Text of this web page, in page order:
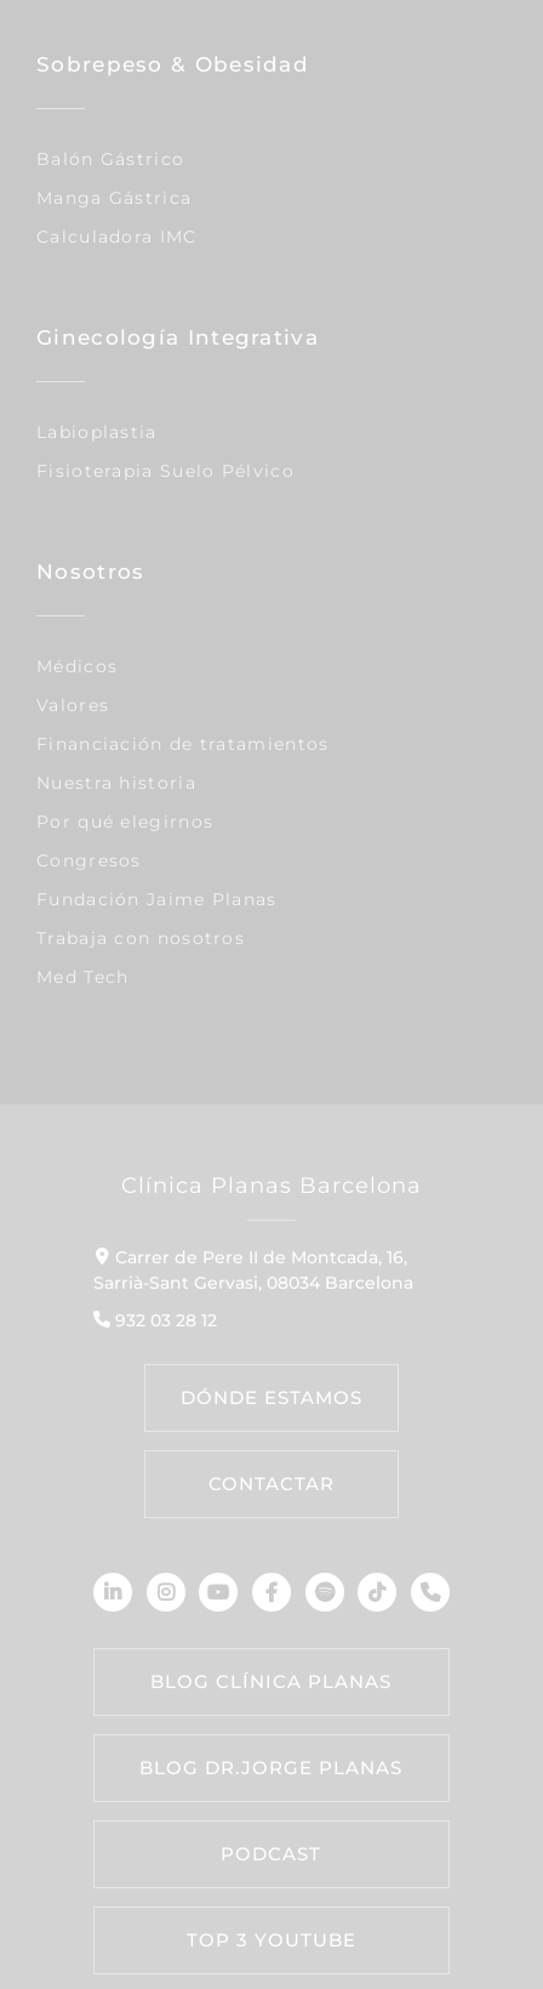
Sobrepeso & Obesidad
Balón Gástrico
Manga Gástrica
Calculadora IMC
Ginecología Integrativa
Labioplastia
Fisioterapia Suelo Pélvico
Nosotros
Médicos
Valores
Financiación de tratamientos
Nuestra historia
Por qué elegirnos
Congresos
Fundación Jaime Planas
Trabaja con nosotros
Med Tech
Clínica Planas Barcelona
Carrer de Pere II de Montcada, 16,
Sarrià-Sant Gervasi, 08034 Barcelona
932 03 28 12
DÓNDE ESTAMOS
CONTACTAR
BLOG CLÍNICA PLANAS
BLOG DR.JORGE PLANAS
PODCAST
TOP 3 YOUTUBE